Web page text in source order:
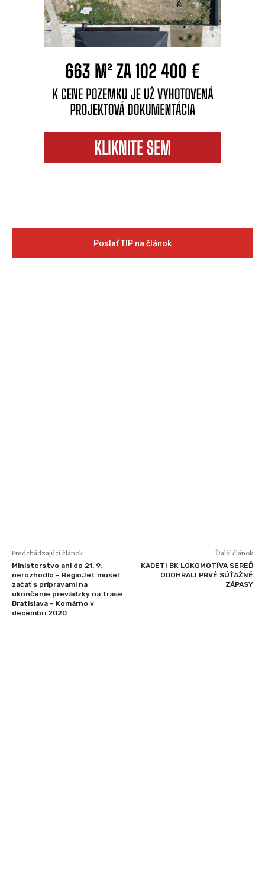
Poslať TIP na článok
Predchádzajúci článok
Ministerstvo ani do 21. 9.
nerozhodlo – RegioJet musel
začať s prípravami na
ukončenie prevádzky na trase
Bratislava – Komárno v
decembri 2020
Ďalší článok
KADETI BK LOKOMOTÍVA SEREĎ
ODOHRALI PRVÉ SÚŤAŽNÉ
ZÁPASY